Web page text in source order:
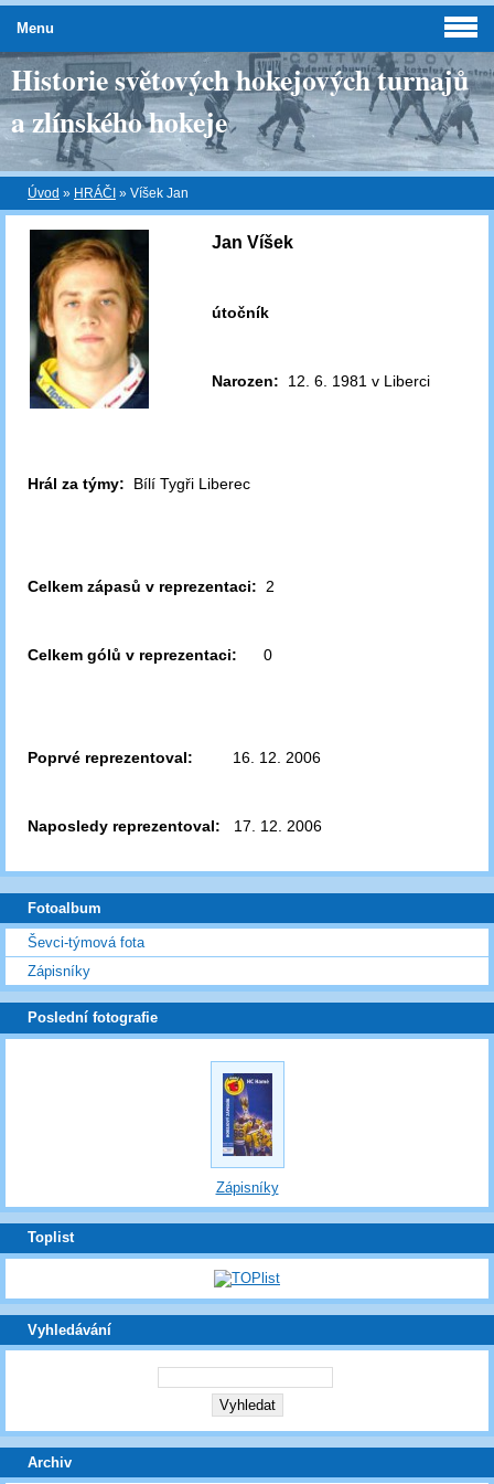
Historie světových hokejových turnajů
a zlínského hokeje
Úvod » HRÁČI » Víšek Jan
Jan Víšek
útočník
Narozen: 12. 6. 1981 v Liberci
Hrál za týmy: Bílí Tygři Liberec
Celkem zápasů v reprezentaci: 2
Celkem gólů v reprezentaci: 0
Poprvé reprezentoval: 16. 12. 2006
Naposledy reprezentoval: 17. 12. 2006
Menu
Fotoalbum
Ševci-týmová fota
Zápisníky
Poslední fotografie
Zápisníky
Toplist
Vyhledávání
Archiv